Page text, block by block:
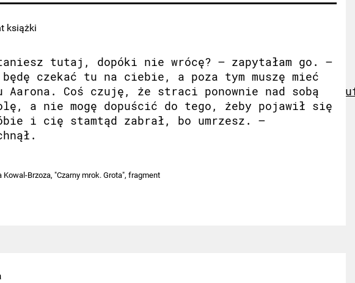
książki
tutaj, dopóki nie wrócę? – zapytałam go. –
czekać tu na ciebie, a poza tym muszę mieć
Aarona. Coś czuję, że straci ponownie nad sobą
a nie mogę dopuścić do tego, żeby pojawił się
i cię stamtąd zabrał, bo umrzesz. –
Kowal-Brzoza, "Czarny mrok. Grota", fragment